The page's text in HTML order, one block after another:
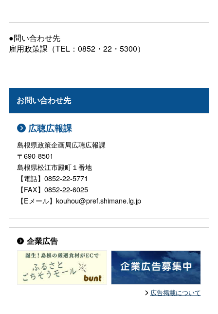
●問い合わせ先
雇用政策課（TEL：0852・22・5300）
お問い合わせ先
広聴広報課
島根県政策企画局広聴広報課
〒690-8501
島根県松江市殿町１番地
【電話】0852-22-5771
【FAX】0852-22-6025
【Eメール】kouhou@pref.shimane.lg.jp
企業広告
広告掲載について